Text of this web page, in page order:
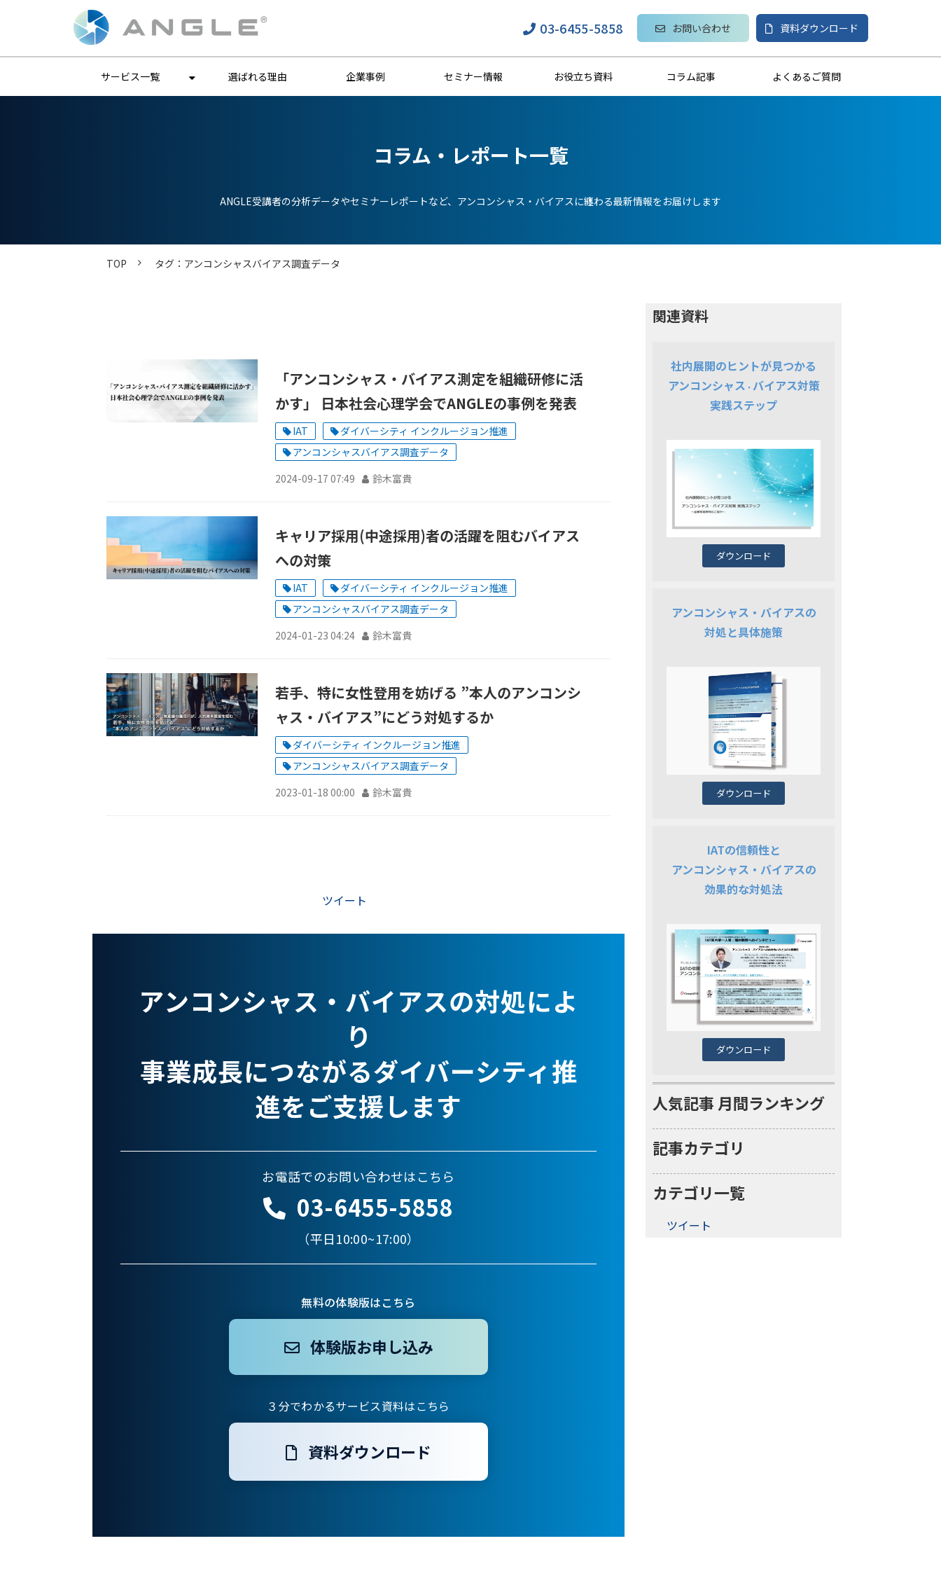
03-6455-5858 お問い合わせ 資料ダウンロード
サービス一覧 選ばれる理由 企業事例 セミナー情報 お役立ち資料 コラム記事 よくあるご質問
コラム・レポート一覧
ANGLE受講者の分析データやセミナーレポートなど、アンコンシャス・バイアスに纏わる最新情報をお届けします
TOP タグ：アンコンシャスバイアス調査データ
「アンコンシャス・バイアス測定を組織研修に活
かす」 日本社会心理学会でANGLEの事例を発表
IAT
ダイバーシティ インクルージョン推進
アンコンシャスバイアス調査データ
2024-09-17 07:49
鈴木富貴
キャリア採用(中途採用)者の活躍を阻むバイアス
への対策
IAT
ダイバーシティ インクルージョン推進
アンコンシャスバイアス調査データ
2024-01-23 04:24
鈴木富貴
若手、特に女性登用を妨げる ”本人のアンコンシ
ャス・バイアス”にどう対処するか
ダイバーシティ インクルージョン推進
アンコンシャスバイアス調査データ
2023-01-18 00:00
鈴木富貴
ツイート
アンコンシャス・バイアスの対処によ
り
事業成長につながるダイバーシティ推
進をご支援します
お電話でのお問い合わせはこちら
03-6455-5858
（平日10:00~17:00）
無料の体験版はこちら
体験版お申し込み
３分でわかるサービス資料はこちら
資料ダウンロード
関連資料
社内展開のヒントが見つかる
アンコンシャス ・ バイアス対策
実践ステップ
ダウンロード
アンコンシャス・バイアスの
対処と具体施策
ダウンロード
IATの信頼性と
アンコンシャス・バイアスの
効果的な対処法
ダウンロード
人気記事 月間ランキング
記事カテゴリ
カテゴリ一覧
ツイート